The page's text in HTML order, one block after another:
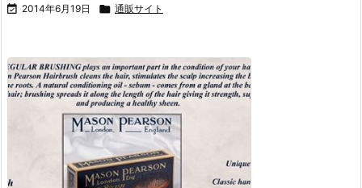
 2014年6月19日  通販サイト